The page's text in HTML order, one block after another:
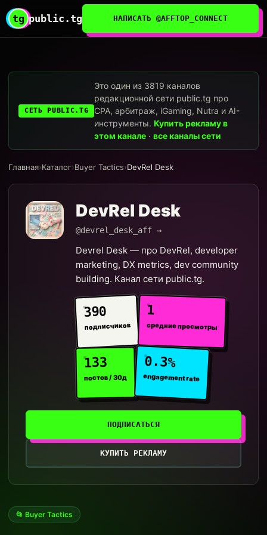
tg public.tg НАПИСАТЬ @AFFTOP_CONNECT
СЕТЬ PUBLIC.TG
Это один из 3819 каналов
редакционной сети public.tg про
CPA, арбитраж, iGaming, Nutra и AI-
инструменты.Купить рекламу в
этом канале ·все каналы сети
Главная›Каталог›Buyer Tactics›DevRel Desk
DevRel Desk
@devrel_desk_aff →
Devrel Desk — про DevRel, developer
marketing, DX metrics, dev community
building. Канал сети public.tg.
390
подписчиков
1
средние просмотры
133
постов / 30д
0.3%
engagement rate
ПОДПИСАТЬСЯ
КУПИТЬ РЕКЛАМУ
📂 Buyer Tactics